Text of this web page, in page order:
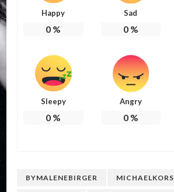
Happy
0 %
Sad
0%
Sleepy
0 %
Angry
0%
BYMALENEBIRGER MICHAELKORS